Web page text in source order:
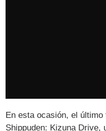
En esta ocasión, el
Shippuden: Kizuna Drive,